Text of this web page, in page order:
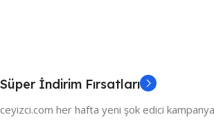
Süper İndirim Fırsatları
ceyizci.com her hafta yeni şok edici